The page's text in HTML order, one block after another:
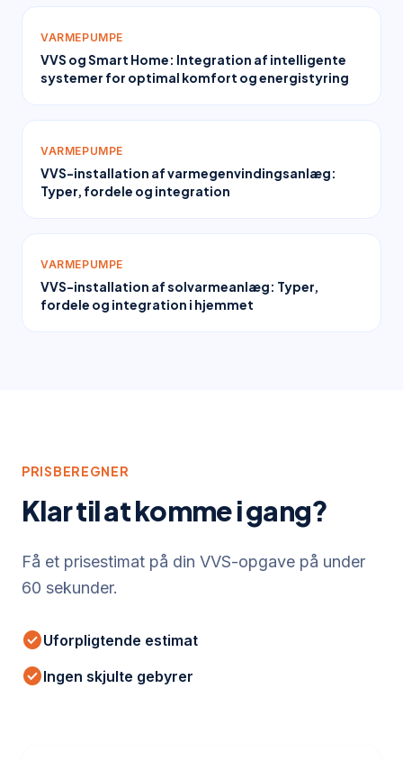
VARMEPUMPE
VVS og Smart Home: Integration af intelligente
systemer for optimal komfort og energistyring
VARMEPUMPE
VVS-installation af varmegenvindingsanlæg:
Typer, fordele og integration
VARMEPUMPE
VVS-installation af solvarmeanlæg: Typer,
fordele og integration i hjemmet
PRISBEREGNER
Klar til at komme i gang?
Få et prisestimat på din VVS-opgave på under
60 sekunder.
check_circleUforpligtende estimat
check_circleIngen skjulte gebyrer